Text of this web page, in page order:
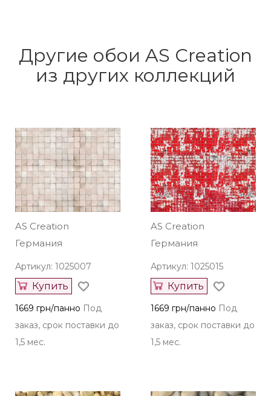
Другие обои AS Creation
из других коллекций
AS Creation
Германия
Артикул: 1025007
Купить
1669 грн/панно Под
заказ, срок поставки до
1,5 мес.
AS Creation
Германия
Артикул: 1025015
Купить
1669 грн/панно Под
заказ, срок поставки до
1,5 мес.